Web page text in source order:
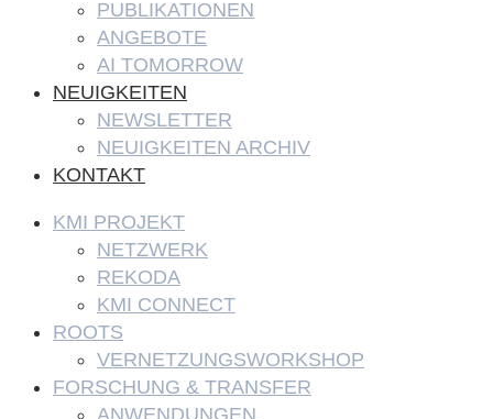
PUBLIKATIONEN
ANGEBOTE
AI TOMORROW
NEUIGKEITEN
NEWSLETTER
NEUIGKEITEN ARCHIV
KONTAKT
KMI PROJEKT
NETZWERK
REKODA
KMI CONNECT
ROOTS
VERNETZUNGSWORKSHOP
FORSCHUNG & TRANSFER